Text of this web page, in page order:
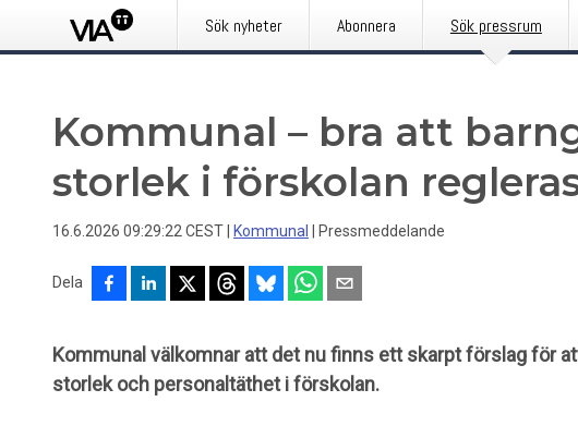
Sök nyheter Abonnera Sök pressrum
Kommunal – bra att
storlek i förskolan
16.6.2026 09:29:22 CEST Kommunal Pressmeddelande
Dela
Kommunal välkomnar att det nu finns ett skarpt förslag för
storlek och personaltäthet i förskolan.